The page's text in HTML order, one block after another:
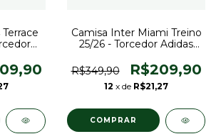
branco
Camisa Inter Miami Treino
25/26 - Torcedor Adidas
detalhes em branco
R$349,90 R$209,90
12 x de R$21,27
COMPRAR